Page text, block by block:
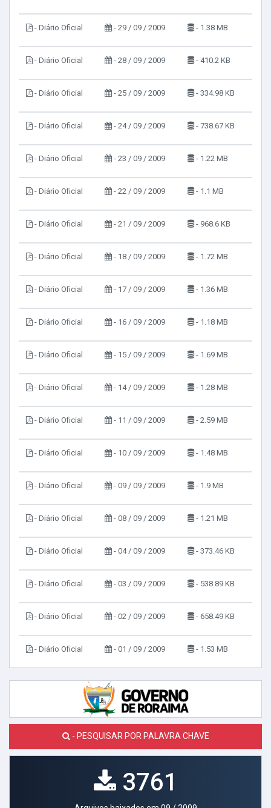
- Diário Oficial - 29 / 09 / 2009 - 1.38 MB
- Diário Oficial - 28 / 09 / 2009 - 410.2 KB
- Diário Oficial - 25 / 09 / 2009 - 334.98 KB
- Diário Oficial - 24 / 09 / 2009 - 738.67 KB
- Diário Oficial - 23 / 09 / 2009 - 1.22 MB
- Diário Oficial - 22 / 09 / 2009 - 1.1 MB
- Diário Oficial - 21 / 09 / 2009 - 968.6 KB
- Diário Oficial - 18 / 09 / 2009 - 1.72 MB
- Diário Oficial - 17 / 09 / 2009 - 1.36 MB
- Diário Oficial - 16 / 09 / 2009 - 1.18 MB
- Diário Oficial - 15 / 09 / 2009 - 1.69 MB
- Diário Oficial - 14 / 09 / 2009 - 1.28 MB
- Diário Oficial - 11 / 09 / 2009 - 2.59 MB
- Diário Oficial - 10 / 09 / 2009 - 1.48 MB
- Diário Oficial - 09 / 09 / 2009 - 1.9 MB
- Diário Oficial - 08 / 09 / 2009 - 1.21 MB
- Diário Oficial - 04 / 09 / 2009 - 373.46 KB
- Diário Oficial - 03 / 09 / 2009 - 538.89 KB
- Diário Oficial - 02 / 09 / 2009 - 658.49 KB
- Diário Oficial - 01 / 09 / 2009 - 1.53 MB
- PESQUISAR POR PALAVRA CHAVE
3761